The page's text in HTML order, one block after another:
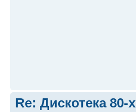
Re: Дискотека 80-х